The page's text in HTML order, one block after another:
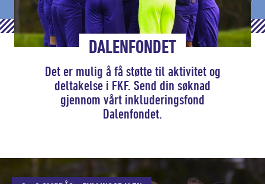
DALENFONDET
Det er mulig å få støtte til aktivitet og
deltakelse i FKF. Send din søknad
gjennom vårt inkluderingsfond
Dalenfondet.